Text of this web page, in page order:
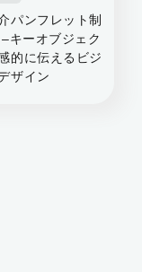
パンフレット制
キーオブジェク
的に伝えるビジ
ザイン